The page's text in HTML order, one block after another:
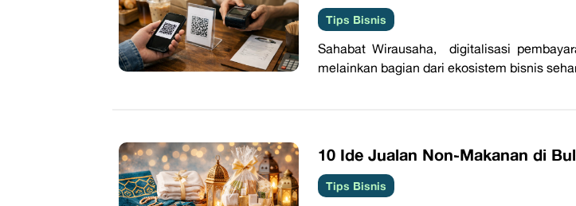
Tips Bisnis
Sahabat Wirausaha, digitalisasi
melainkan bagian dari ekosistem bisnis
10 Ide Jualan Non-Makanan di
Tips Bisnis